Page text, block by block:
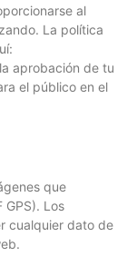
al
La política
aprobación de tu
el público en el
que
GPS). Los
cualquier dato de